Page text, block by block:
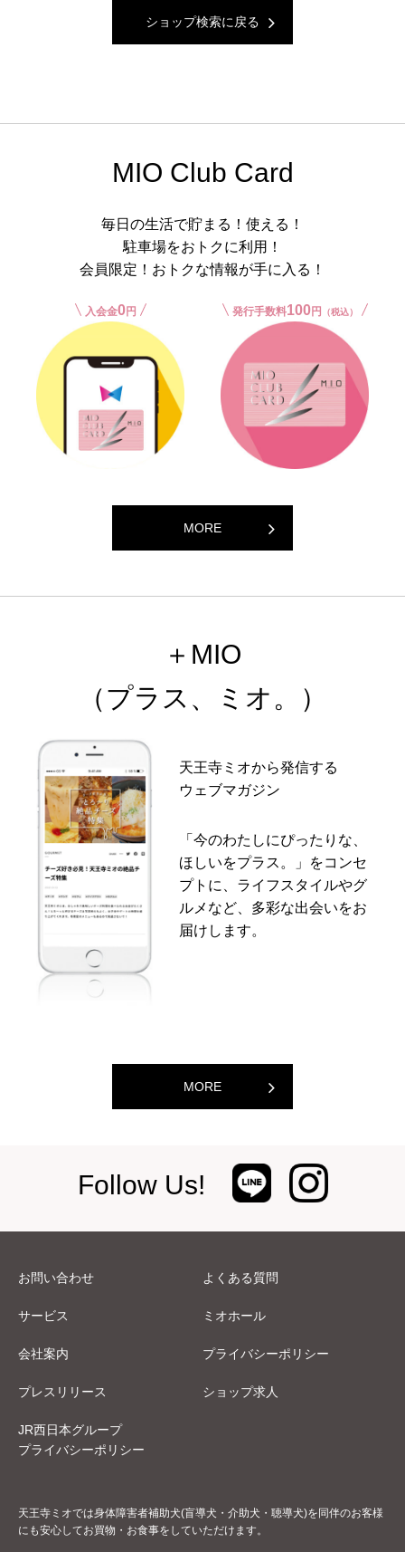
ショップ検索に戻る
MIO Club Card
毎日の生活で貯まる！使える！
駐車場をおトクに利用！
会員限定！おトクな情報が手に入る！
入会金0円 発行手数料100円 （税込）
MORE
＋MIO
（プラス、ミオ。）
天王寺ミオから発信する
ウェブマガジン
「今のわたしにぴったりな、
ほしいをプラス。」をコンセ
プトに、ライフスタイルやグ
ルメなど、多彩な出会いをお
届けします。
MORE
Follow Us!
お問い合わせ よくある質問
サービス ミオホール
会社案内 プライバシーポリシー
プレスリリース ショップ求人
JR西日本グループ
プライバシーポリシー
天王寺ミオでは身体障害者補助犬(盲導犬・介助犬・聴導犬)を同伴のお客様
にも安心してお買物・お食事をしていただけます。